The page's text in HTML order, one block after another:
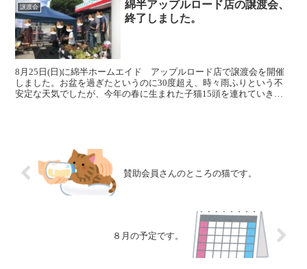
譲渡会
綿半アップルロード店の譲渡会、
終了しました。
8月25日(日)に綿半ホームエイド アップルロード店で譲渡会を開催
しました。お盆を過ぎたというのに30度超え、時々雨ふりという不
安定な天気でしたが、今年の春に生まれた子猫15頭を連れていきま
賛助会員さんのところの猫です。
８月の予定です。